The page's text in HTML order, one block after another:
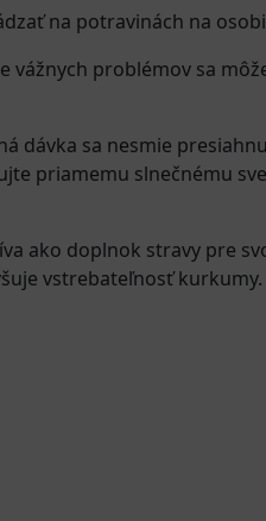
na potravinách na
problémov sa
dávka sa nesmie
priamemu slnečnému
ako doplnok stravy pre
vstrebateľnosť